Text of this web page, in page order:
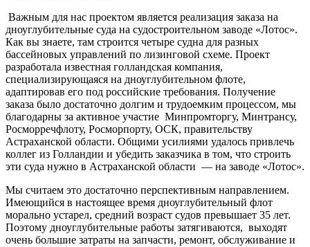
Важным для нас проектом является реализация заказа на
дноуглубительные суда на судостроительном заводе «Лотос».
Как вы знаете, там строится четыре судна для разных
бассейновых управлений по лизинговой схеме. Проект
разработала известная голландская компания,
специализирующаяся на дноуглубительном флоте,
адаптировав его под российские требования. Получение
заказа было достаточно долгим и трудоемким процессом, мы
благодарны за активное участие Минпромторгу, Минтрансу,
Росморречфлоту, Росморпорту, ОСК, правительству
Астраханской области. Общими усилиями удалось привлечь
коллег из Голландии и убедить заказчика в том, что строить
эти суда нужно в Астраханской области — на заводе «Лотос».
Мы считаем это достаточно перспективным направлением.
Имеющийся в настоящее время дноуглубительный флот
морально устарел, средний возраст судов превышает 35 лет.
Поэтому дноуглубительные работы затягиваются, выходят
очень большие затраты на запчасти, ремонт, обслуживание и